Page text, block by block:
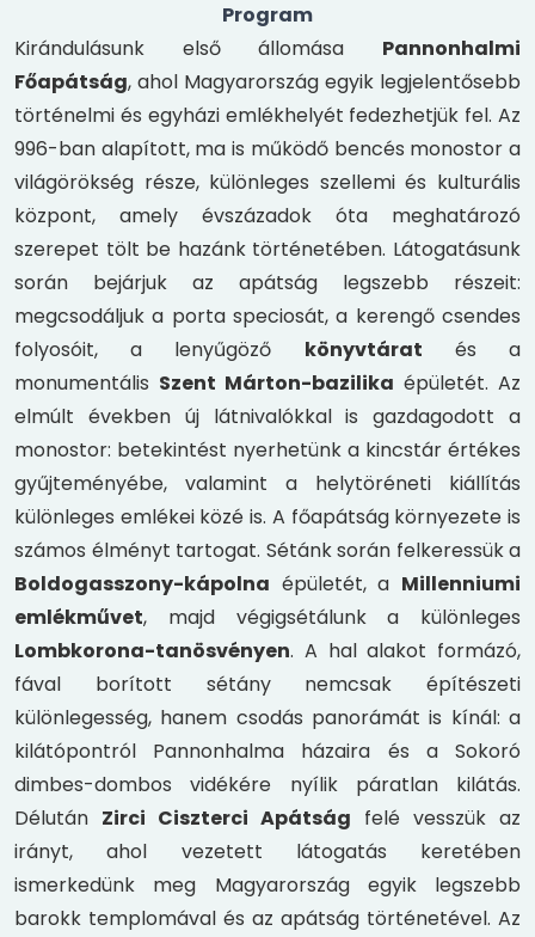
Program
Kirándulásunk első állomása Pannonhalmi
Főapátság, ahol Magyarország egyik legjelentősebb
történelmi és egyházi emlékhelyét fedezhetjük fel. Az
996-ban alapított, ma is működő bencés monostor a
világörökség része, különleges szellemi és kulturális
központ, amely évszázadok óta meghatározó
szerepet tölt be hazánk történetében. Látogatásunk
során bejárjuk az apátság legszebb részeit:
megcsodáljuk a porta speciosát, a kerengő csendes
folyosóit, a lenyűgöző könyvtárat és a
monumentális Szent Márton-bazilika épületét. Az
elmúlt években új látnivalókkal is gazdagodott a
monostor: betekintést nyerhetünk a kincstár értékes
gyűjteményébe, valamint a helytöréneti kiállítás
különleges emlékei közé is. A főapátság környezete is
számos élményt tartogat. Sétánk során felkeressük a
Boldogasszony-kápolna épületét, a Millenniumi
emlékművet, majd végigsétálunk a különleges
Lombkorona-tanösvényen. A hal alakot formázó,
fával borított sétány nemcsak építészeti
különlegesség, hanem csodás panorámát is kínál: a
kilátópontról Pannonhalma házaira és a Sokoró
dimbes-dombos vidékére nyílik páratlan kilátás.
Délután Zirci Ciszterci Apátság felé vesszük az
irányt, ahol vezetett látogatás keretében
ismerkedünk meg Magyarország egyik legszebb
barokk templomával és az apátság történetével. Az